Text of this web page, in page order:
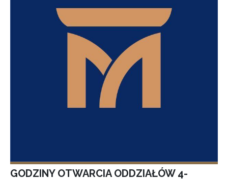
GODZINY OTWARCIA ODDZIAŁÓW 4-